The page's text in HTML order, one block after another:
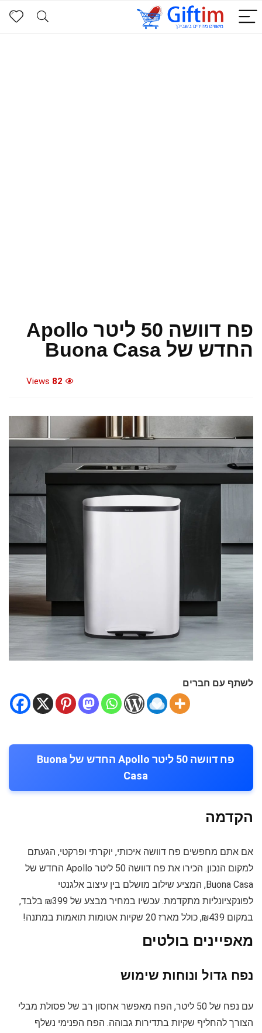
פח דוושה 50 ליטר Apollo
החדש של Buona Casa
82
לשתף עם חברים
פח דוושה 50 ליטר Apollo החדש של Buona
Casa
הקדמה
אם אתם מחפשים פח דוושה איכותי, יוקרתי ופרקטי, הגעתם
למקום הנכון. הכירו את פח דוושה 50 ליטר Apollo החדש של
Buona Casa, המציע שילוב מושלם בין עיצוב אלגנטי
לפונקציונליות מתקדמת. עכשיו במחיר מבצע של ₪399 בלבד,
במקום ₪439, כולל מארז 20 שקיות אטומות תואמות במתנה!
מאפיינים בולטים
נפח גדול ונוחות שימוש
עם נפח של 50 ליטר, הפח מאפשר אחסון רב של פסולת מבלי
הצורך להחליף שקיות בתדירות גבוהה. הפח הפנימי נשלף